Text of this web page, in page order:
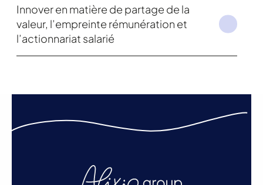
Innover en matière de partage de la
valeur, l’empreinte rémunération et
l’actionnariat salarié